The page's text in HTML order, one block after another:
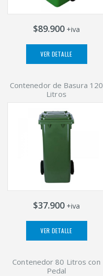
$89.900 +iva
VER DETALLE
Contenedor de Basura 120
Litros
$37.900 +iva
VER DETALLE
Contenedor 80 Litros con
Pedal